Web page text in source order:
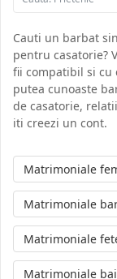
Cauti un barbat
pentru casatorie?
fii compatibil si cu
putea cunoaste
de casatorie,
iti creezi un cont.
Matrimoniale
Matrimoniale
Matrimoniale
Matrimoniale